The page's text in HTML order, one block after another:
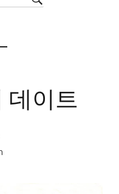
데이트